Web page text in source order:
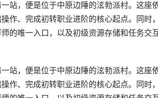
站，便是位于中原边陲的泫勃派村。这座
作、完成初转职业进阶的核心起点。同时
的唯一入口，以及初级资源存储和任务交
站，便是位于中原边陲的泫勃派村。这座
作、完成初转职业进阶的核心起点。同时